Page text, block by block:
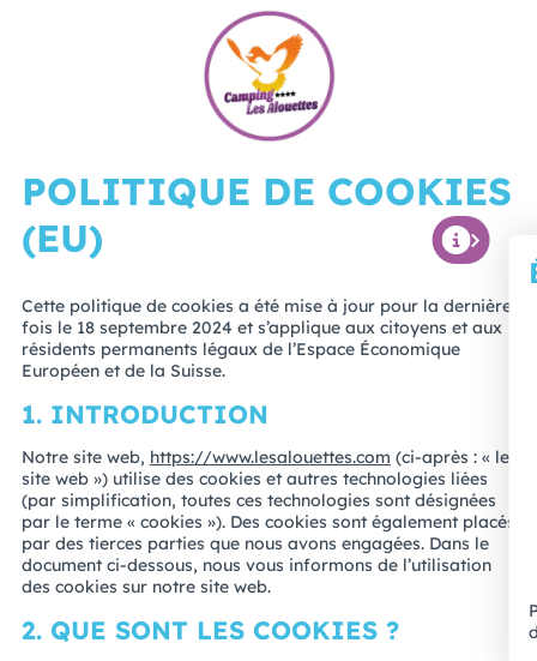
POLITIQUE DE COOKIES
(EU)
Cette politique de cookies a été mise à jour pour la dernière
fois le 18 septembre 2024 et s’applique aux citoyens et aux
résidents permanents légaux de l’Espace Économique
Européen et de la Suisse.
1. INTRODUCTION
Notre site web, https://www.lesalouettes.com (ci-après : « le
site web ») utilise des cookies et autres technologies liées
(par simplification, toutes ces technologies sont désignées
par le terme « cookies »). Des cookies sont également placés
par des tierces parties que nous avons engagées. Dans le
document ci-dessous, nous vous informons de l’utilisation
des cookies sur notre site web.
2. QUE SONT LES COOKIES ?